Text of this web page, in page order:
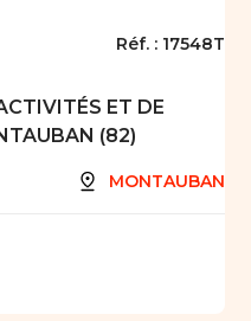
Réf. : 17548T
ET DE
(82)
MONTAUBAN